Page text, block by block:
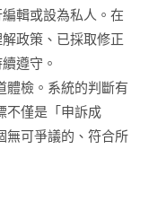
輯或設為私人。在
政策、已採取修正
遵守。
體檢。系統的判斷有
不僅是「申訴成
無可爭議的、符合所